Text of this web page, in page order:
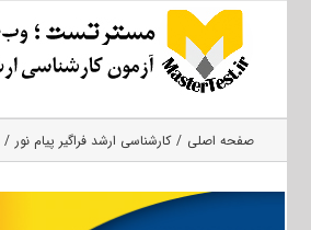
صفحه اصلی کارشناسی ارشد فراگیر پیام نور